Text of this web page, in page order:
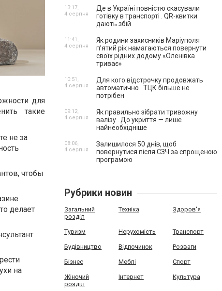
для
такие
не за
чтобы
делает
на
Де в Україні повністю скасували
готівку в транспорті . QR-квитки
дають збій
13:17,
4 серпня
Як родини захисників Маріуполя
пʼятий рік намагаються повернути
своїх рідних додому.«Оленівка
триває»
11:41,
4 серпня
Для кого відстрочку продовжать
автоматично . ТЦК більше не
потрібен
10:51,
4 серпня
Як правильно зібрати тривожну
валізу . До укриття — лише
найнеобхідніше
09:12,
4 серпня
Залишилося 50 днів, щоб
повернутися після СЗЧ за спрощеною
програмою
08:06,
4 серпня
Рубрики новин
Загальний
розділ
Техніка Здоров'я
Туризм Нерухомість Транспорт
Будівництво Відпочинок Розваги
Бізнес Меблі Спорт
Жіночий
розділ
Інтернет Культура